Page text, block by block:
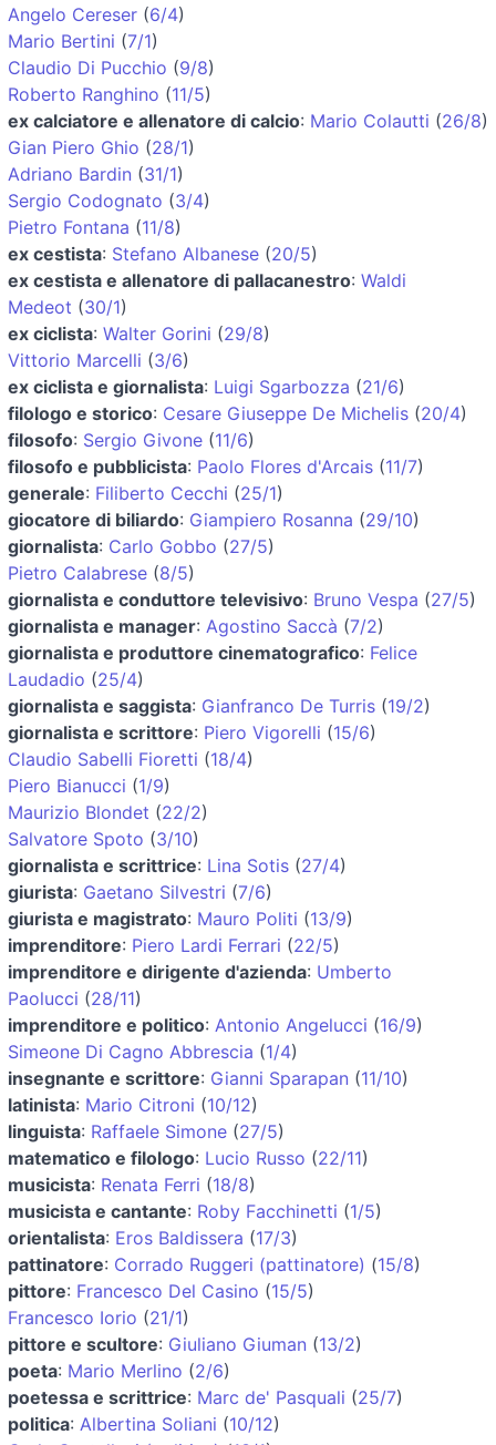
Angelo Cereser (6/4)
Mario Bertini (7/1)
Claudio Di Pucchio (9/8)
Roberto Ranghino (11/5)
ex calciatore e allenatore di calcio: Mario Colautti (26/8)
Gian Piero Ghio (28/1)
Adriano Bardin (31/1)
Sergio Codognato (3/4)
Pietro Fontana (11/8)
ex cestista: Stefano Albanese (20/5)
ex cestista e allenatore di pallacanestro: Waldi
Medeot (30/1)
ex ciclista: Walter Gorini (29/8)
Vittorio Marcelli (3/6)
ex ciclista e giornalista: Luigi Sgarbozza (21/6)
filologo e storico: Cesare Giuseppe De Michelis (20/4)
filosofo: Sergio Givone (11/6)
filosofo e pubblicista: Paolo Flores d'Arcais (11/7)
generale: Filiberto Cecchi (25/1)
giocatore di biliardo: Giampiero Rosanna (29/10)
giornalista: Carlo Gobbo (27/5)
Pietro Calabrese (8/5)
giornalista e conduttore televisivo: Bruno Vespa (27/5)
giornalista e manager: Agostino Saccà (7/2)
giornalista e produttore cinematografico: Felice
Laudadio (25/4)
giornalista e saggista: Gianfranco De Turris (19/2)
giornalista e scrittore: Piero Vigorelli (15/6)
Claudio Sabelli Fioretti (18/4)
Piero Bianucci (1/9)
Maurizio Blondet (22/2)
Salvatore Spoto (3/10)
giornalista e scrittrice: Lina Sotis (27/4)
giurista: Gaetano Silvestri (7/6)
giurista e magistrato: Mauro Politi (13/9)
imprenditore: Piero Lardi Ferrari (22/5)
imprenditore e dirigente d'azienda: Umberto
Paolucci (28/11)
imprenditore e politico: Antonio Angelucci (16/9)
Simeone Di Cagno Abbrescia (1/4)
insegnante e scrittore: Gianni Sparapan (11/10)
latinista: Mario Citroni (10/12)
linguista: Raffaele Simone (27/5)
matematico e filologo: Lucio Russo (22/11)
musicista: Renata Ferri (18/8)
musicista e cantante: Roby Facchinetti (1/5)
orientalista: Eros Baldissera (17/3)
pattinatore: Corrado Ruggeri (pattinatore) (15/8)
pittore: Francesco Del Casino (15/5)
Francesco Iorio (21/1)
pittore e scultore: Giuliano Giuman (13/2)
poeta: Mario Merlino (2/6)
poetessa e scrittrice: Marc de' Pasquali (25/7)
politica: Albertina Soliani (10/12)